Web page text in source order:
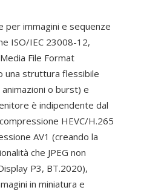
per immagini e sequenze
ISO/IEC 23008-12,
File Format
una struttura flessibile
o burst) e
è indipendente dal
HEVC/H.265
AV1 (creando la
che JPEG non
P3, BT.2020),
in miniatura e